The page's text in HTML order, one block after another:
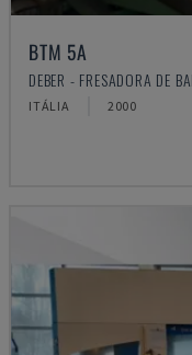
BTM 5A
DEBER - FRESADORA DE
ITÁLIA 2000